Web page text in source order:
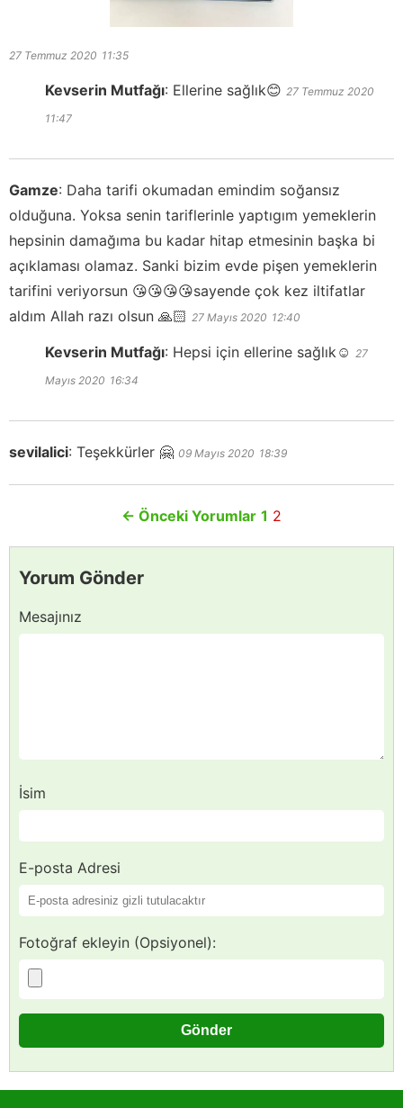
27 Temmuz 2020 11:35
Kevserin Mutfağı: Ellerine sağlık😊 27 Temmuz 2020
11:47
Gamze: Daha tarifi okumadan emindim soğansız
olduğuna. Yoksa senin tariflerinle yaptıgım yemeklerin
hepsinin damağıma bu kadar hitap etmesinin başka bi
açıklaması olamaz. Sanki bizim evde pişen yemeklerin
tarifini veriyorsun 😘😘😘😘sayende çok kez iltifatlar
aldım Allah razı olsun 🙏🏻 27 Mayıs 2020 12:40
Kevserin Mutfağı: Hepsi için ellerine sağlık☺️ 27
Mayıs 2020 16:34
sevilalici: Teşekkürler 🤗 09 Mayıs 2020 18:39
← Önceki Yorumlar 1 2
Yorum Gönder
Mesajınız
İsim
E-posta Adresi
Fotoğraf ekleyin (Opsiyonel):